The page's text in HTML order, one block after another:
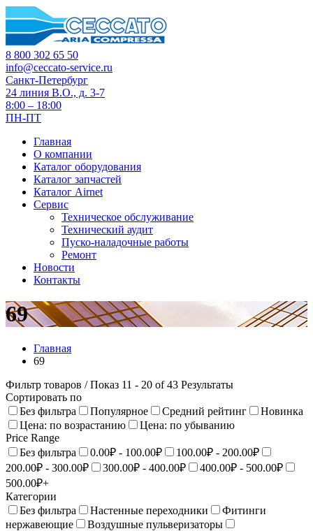
8 800 302 65 50
info@ceccato-service.ru
Санкт-Петербург
24 линия В.О., д. 3-7
8:00 – 18:00
ПН-ПТ
Главная
О компании
Каталог оборудования
Каталог запчастей
Каталог Airnet
Сервис
Техническое обслуживание
Технический аудит
Пуско-наладочные работы
Ремонт
Новости
Контакты
69
Главная
69
Фильтр товаров / Показ 11 - 20 of 43 Результаты
Сортировать по
Без фильтра
Популярное Средний рейтинг
Новинка
Цена: по возрастанию
Цена: по убыванию
Price Range
Без фильтра
0.00₽ - 100.00₽
100.00₽ - 200.00₽
200.00₽ - 300.00₽
300.00₽ - 400.00₽
400.00₽ - 500.00₽
500.00₽+
Категории
Без фильтра
Настенные переходники
Фитинги
нержавеющие
Воздушные пульверизаторы